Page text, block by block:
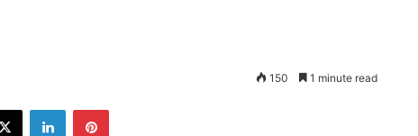
150 1 minute read
X LinkedInPinterest